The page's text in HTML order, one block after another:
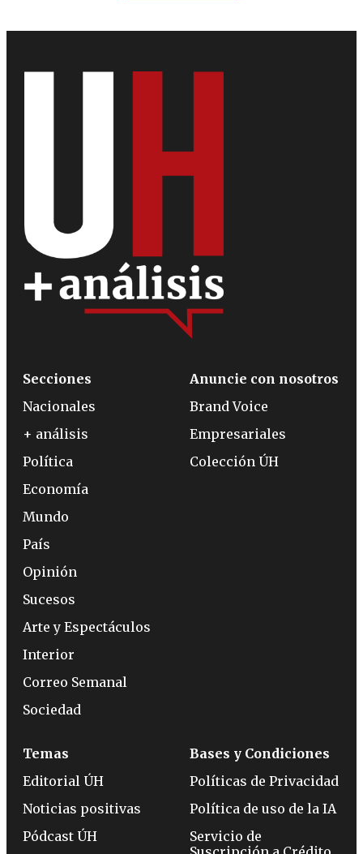
Secciones
Nacionales
+ análisis
Política
Economía
Mundo
País
Opinión
Sucesos
Arte y Espectáculos
Interior
Correo Semanal
Sociedad
Anuncie con nosotros
Brand Voice
Empresariales
Colección ÚH
Temas
Editorial ÚH
Noticias positivas
Pódcast ÚH
Bases y Condiciones
Políticas de Privacidad
Política de uso de la IA
Servicio de